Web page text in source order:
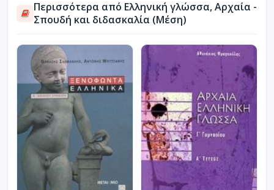
Περισσότερα από Ελληνική γλώσσα, Αρχαία -
Σπουδή και διδασκαλία (Μέση)